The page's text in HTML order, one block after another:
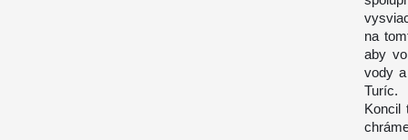
na
aby
vody
Turíc.
Koncil